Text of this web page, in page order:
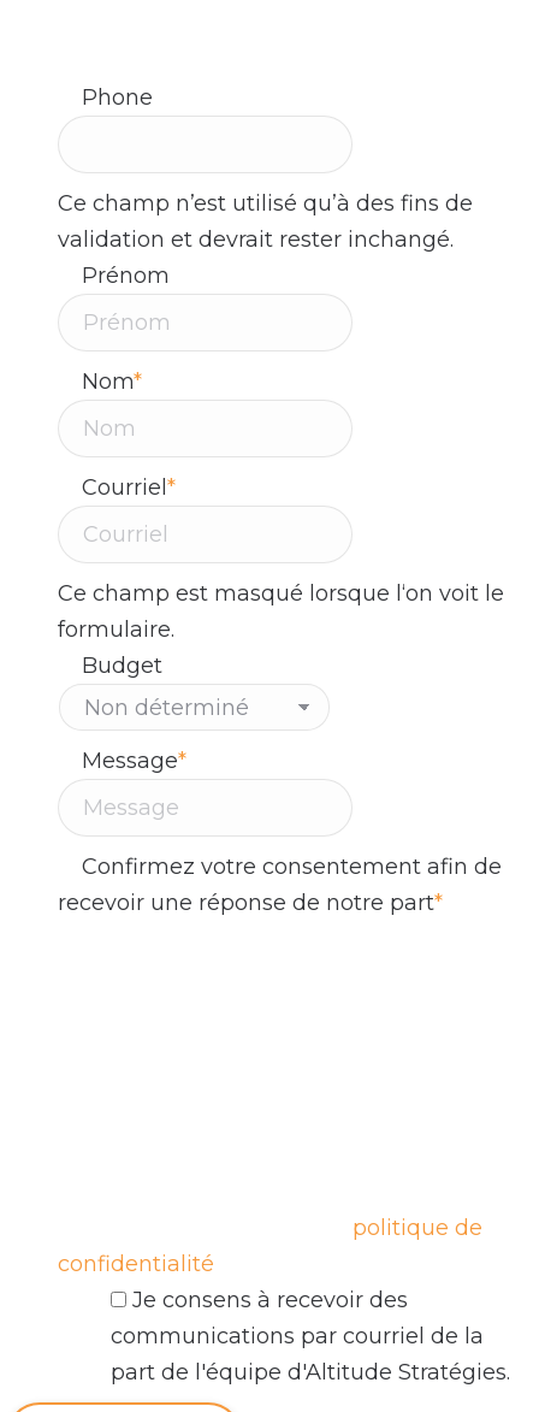
Phone
Ce champ n’est utilisé qu’à des fins de
validation et devrait rester inchangé.
Prénom
Nom*
Courriel*
Ce champ est masqué lorsque l‘on voit le
formulaire.
Budget
Message*
Confirmez votre consentement afin de
recevoir une réponse de notre part*
politique de
confidentialité
Je consens à recevoir des
communications par courriel de la
part de l'équipe d'Altitude Stratégies.